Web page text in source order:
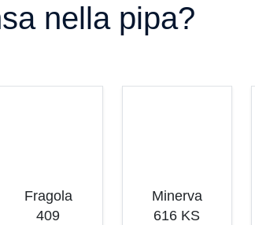
nella pipa?
Fragola
409
Minerva
616 KS